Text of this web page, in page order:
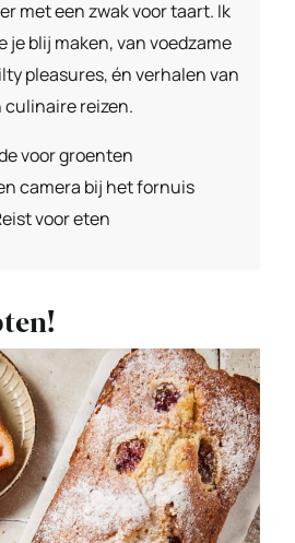
met een zwak voor taart. Ik
je blij maken, van voedzame
pleasures, én verhalen van
culinaire reizen.
voor groenten
camera bij het fornuis
voor eten